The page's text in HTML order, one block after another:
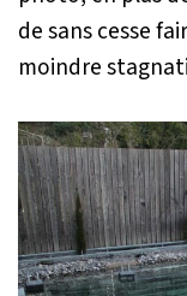
de sans cesse
moindre